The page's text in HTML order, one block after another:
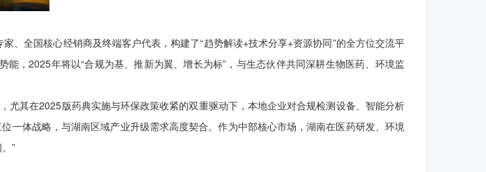
全国核心经销商及终端客户代表，构建了“趋势解读+技术分享+资源协同”的全方位交流平
，2025年将以“合规为基、推新为翼、增长为标”，与生态伙伴共同深耕生物医药、环境监
在2025版药典实施与环保政策收紧的双重驱动下，本地企业对合规检测设备、智能分析
一体战略，与湖南区域产业升级需求高度契合。作为中部核心市场，湖南在医药研发、环境
”